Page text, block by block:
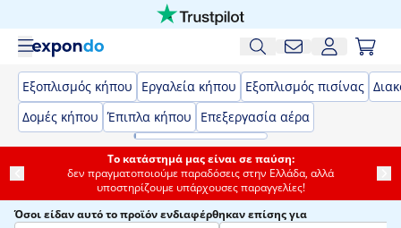
Εξοπλισμός κήπου Εργαλεία κήπου Εξοπλισμός πισίνας
Δομές κήπου Έπιπλα κήπου Επεξεργασία αέρα
Το κατάστημά μας είναι σε παύση:
δεν πραγματοποιούμε παραδόσεις στην Ελλάδα, αλλά
υποστηρίζουμε υπάρχουσες παραγγελίες!
Όσοι είδαν αυτό το προϊόν ενδιαφέρθηκαν επίσης για